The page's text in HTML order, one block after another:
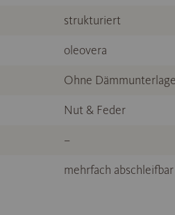
strukturiert
oleovera
Ohne Dämmunterlage
Nut & Feder
–
mehrfach abschleifbar